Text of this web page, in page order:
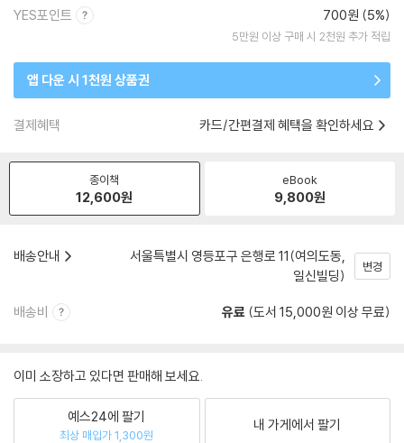
YES포인트 700원 (5%)
5만원 이상 구매 시 2천원 추가 적립
앱 다운 시 1천원 상품권
결제혜택 카드/간편결제 혜택을 확인하세요
종이책
12,600원
eBook
9,800원
배송안내
서울특별시 영등포구 은행로 11(여의도동,
일신빌딩)
변경
배송비 유료 (도서 15,000원 이상 무료)
이미 소장하고 있다면 판매해 보세요.
예스24에 팔기
최상 매입가 1,300원
내 가게에서 팔기